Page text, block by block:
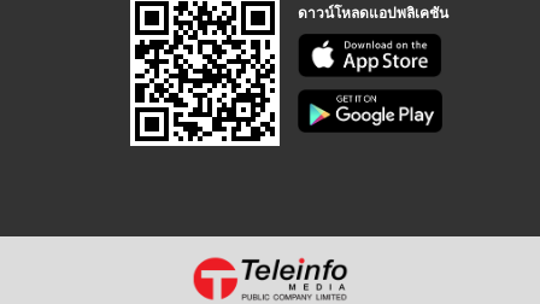
ดาวน์โหลดแอปพลิเคชัน